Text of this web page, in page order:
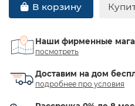
В корзину
Наши фирменные
посмотреть
Доставим на дом
подробнее про условия